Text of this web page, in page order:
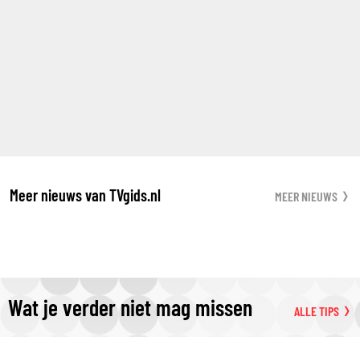
Meer nieuws van TVgids.nl MEER NIEUWS
Wat je verder niet mag missen ALLE TIPS